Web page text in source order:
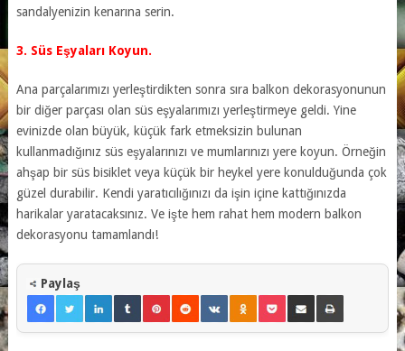
sandalyenizin kenarına serin.
3. Süs Eşyaları Koyun.
Ana parçalarımızı yerleştirdikten sonra sıra balkon dekorasyonunun
bir diğer parçası olan süs eşyalarımızı yerleştirmeye geldi. Yine
evinizde olan büyük, küçük fark etmeksizin bulunan
kullanmadığınız süs eşyalarınızı ve mumlarınızı yere koyun. Örneğin
ahşap bir süs bisiklet veya küçük bir heykel yere konulduğunda çok
güzel durabilir. Kendi yaratıcılığınızı da işin içine kattığınızda
harikalar yaratacaksınız. Ve işte hem rahat hem modern balkon
dekorasyonu tamamlandı!
Paylaş